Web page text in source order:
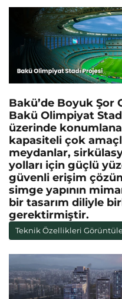
Bakü’de Boyuk Şor
Bakü Olimpiyat
üzerinde
kapasiteli çok
meydanlar,
yolları için güçlü
güvenli erişim
simge yapının
bir tasarım diliyle
gerektirmiştir.
Teknik Özellikleri